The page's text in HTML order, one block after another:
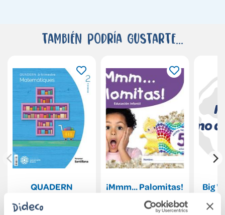
También podría gustarte...
QUADERN
PRIMARIA 1 TRIM
¡Mmm... Palomitas!
Educación Infantil
5 años. Primer
Big